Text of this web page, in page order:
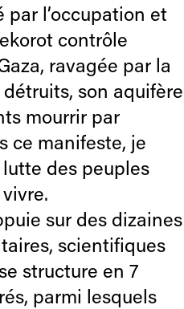
par l’occupation et
contrôle
ravagée par la
son aquifère
mourrir par
ce manifeste, je
des peuples
sur des dizaines
scientifiques
structure en 7
parmi lesquels